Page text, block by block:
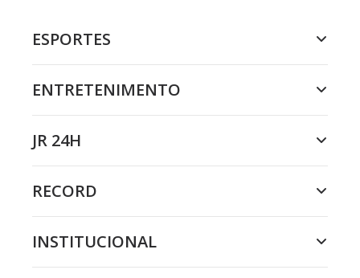
ESPORTES
ENTRETENIMENTO
JR 24H
RECORD
INSTITUCIONAL